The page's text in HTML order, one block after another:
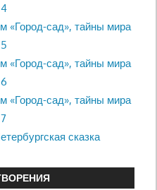
«Город-сад», тайны мира
«Город-сад», тайны мира
«Город-сад», тайны мира
сказка